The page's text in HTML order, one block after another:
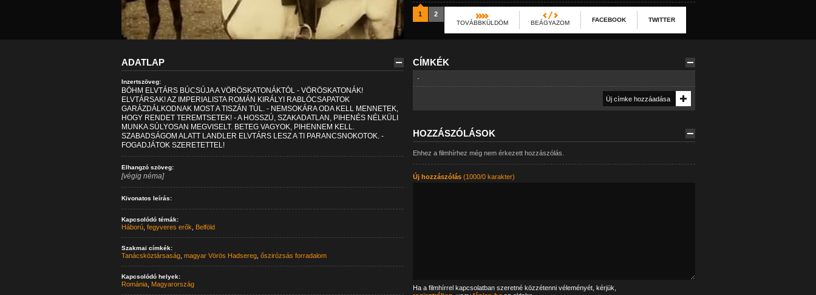
1 2
TOVÁBBKÜLDÖM BEÁGYAZOM FACEBOOK TWITTER
ADATLAP
Inzertszöveg:
BÖHM ELVTÁRS BÚCSÚJA A VÖRÖSKATONÁKTÓL - VÖRÖSKATONÁK!
ELVTÁRSAK! AZ IMPERIALISTA ROMÁN KIRÁLYI RABLÓCSAPATOK
GARÁZDÁLKODNAK MOST A TISZÁN TÚL. - NEMSOKÁRA ODA KELL MENNETEK,
HOGY RENDET TEREMTSETEK! - A HOSSZÚ, SZAKADATLAN, PIHENÉS NÉLKÜLI
MUNKA SÚLYOSAN MEGVISELT. BETEG VAGYOK, PIHENNEM KELL.
SZABADSÁGOM ALATT LANDLER ELVTÁRS LESZ A TI PARANCSNOKOTOK. -
FOGADJÁTOK SZERETETTEL!
Elhangzó szöveg:
[végig néma]
Kivonatos leírás:
Kapcsolódó témák:
Háború, fegyveres erők Belföld
Szakmai címkék:
Tanácsköztársaság, magyar Vörös Hadsereg, őszirózsás forradalom
Kapcsolódó helyek:
Románia, Magyarország
CÍMKÉK
-
HOZZÁSZÓLÁSOK
Ehhez a filmhírhez még nem érkezett hozzászólás.
Új hozzászólás(1000/0 karakter)
Ha a filmhírrel kapcsolatban szeretné közzétenni véleményét, kérjük,